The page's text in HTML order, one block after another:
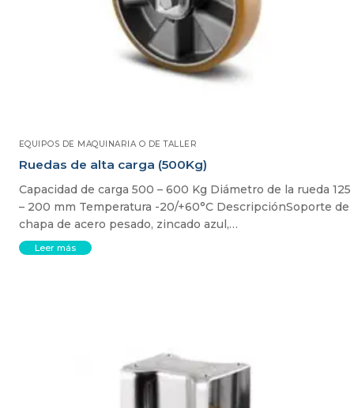
EQUIPOS DE MAQUINARIA O DE TALLER
Ruedas de alta carga (500Kg)
Capacidad de carga 500 – 600 Kg Diámetro de la rueda 125
– 200 mm Temperatura -20/+60°C DescripciónSoporte de
chapa de acero pesado, zincado azul,…
Leer más